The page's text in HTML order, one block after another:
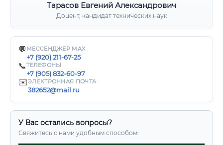
Тарасов Евгений Александрович
Доцент, кандидат технических наук
💬 МЕССЕНДЖЕР MAX
+7 (920) 211-67-25
📞ТЕЛЕФОНЫ
+7 (905) 832-60-97
✉️ЭЛЕКТРОННАЯ ПОЧТА
382652@mail.ru
У Вас остались вопросы?
Свяжитесь с нами удобным способом: